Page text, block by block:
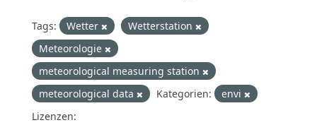
Tags: Wetter
Wetterstation
Meteorologie
meteorological measuring station
meteorological data
Kategorien:
envi
Lizenzen: